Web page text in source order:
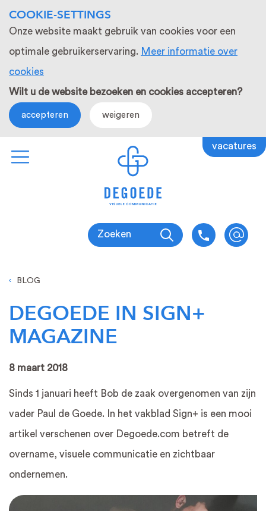
COOKIE-SETTINGS
Onze website maakt gebruik van cookies voor een
optimale gebruikerservaring. Meer informatie over
cookies
Wilt u de website bezoeken en cookies accepteren?
accepteren weigeren
vacatures
Zoeken
BLOG
DEGOEDE IN SIGN+
MAGAZINE
8 maart 2018
Sinds 1 januari heeft Bob de zaak overgenomen van zijn
vader Paul de Goede. In het vakblad Sign+ is een mooi
artikel verschenen over Degoede.com betreft de
overname, visuele communicatie en zichtbaar
ondernemen.